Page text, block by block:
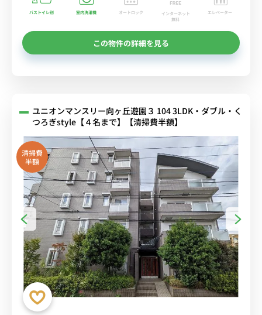
バストイレ別 室内洗濯機 オートロック
インターネット
無料
エレベーター
この物件の詳細を見る
ユニオンマンスリー向ヶ丘遊園３ 104 3LDK・ダブル・く
つろぎstyle【４名まで】【清掃費半額】
清掃費
半額